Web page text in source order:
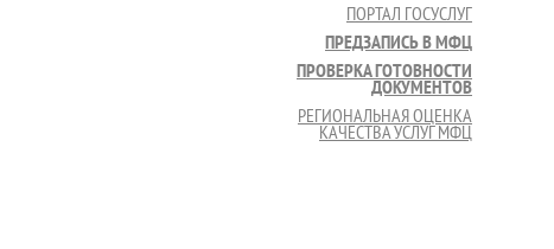
ПОРТАЛ ГОСУСЛУГ
ПРЕДЗАПИСЬ В МФЦ
ПРОВЕРКА ГОТОВНОСТИ
ДОКУМЕНТОВ
РЕГИОНАЛЬНАЯ ОЦЕНКА
КАЧЕСТВА УСЛУГ МФЦ